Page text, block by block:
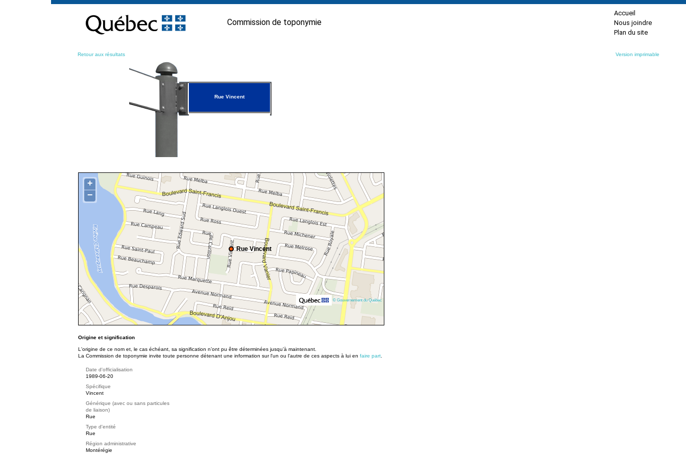
contenu
Commission de toponymie
Accueil
Nous joindre
Plan du site
Retour aux résultats Version imprimable
Rue Vincent
Rue Vincent
+
−
© Gouvernement du Québec
Origine et signification
L'origine de ce nom et, le cas échéant, sa signification n’ont pu être déterminées jusqu’à maintenant.
La Commission de toponymie invite toute personne détenant une information sur l'un ou l'autre de ces aspects à lui en faire part
Date d'officialisation
1989-06-20
Spécifique
Vincent
Générique (avec ou sans particules
de liaison)
Rue
Type d'entité
Rue
Région administrative
Montérégie